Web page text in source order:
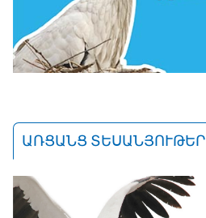
ԱՌՑԱՆՑ ՏԵՍԱՆՅՈՒԹԵՐ